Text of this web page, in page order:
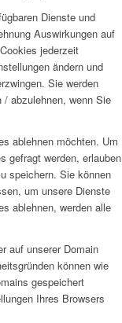
Dienste und
Auswirkungen auf
jederzeit
ändern und
Sie werden
abzulehnen, wenn Sie
ablehnen möchten. Um
gefragt werden, erlauben
speichern. Sie können
um unsere Dienste
ablehnen, werden alle
auf unserer Domain
können wie
gespeichert
Ihres Browsers